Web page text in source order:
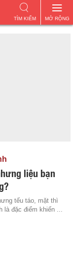
MỞ RỘNG
TÌM KIẾM
liệu bạn
tếu táo, mặt thì
là đặc điểm khiến ...